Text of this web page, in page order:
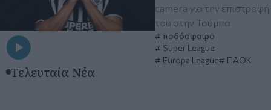
camera για την επιστροφή
του στην Τούμπα
ποδόσφαιρο
Super League
Europa League
ΠΑΟΚ
Τελευταία Νέα